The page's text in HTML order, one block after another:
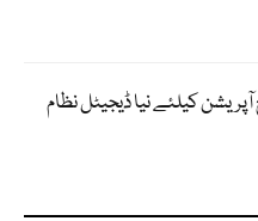
حج آپریشن کیلئے نیا ڈیجیٹل نظام